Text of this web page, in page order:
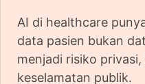
AI di healthcare
data pasien bukan
menjadi risiko
keselamatan publik.